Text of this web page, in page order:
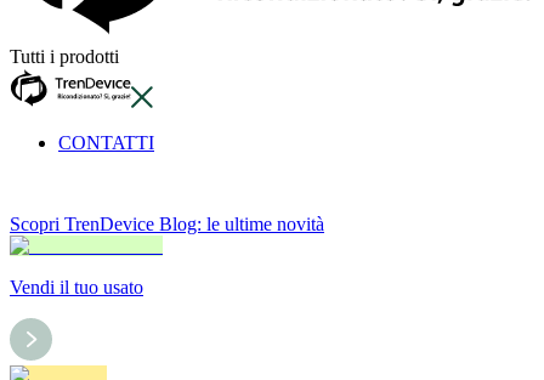
Tutti i prodotti
CONTATTI
Scopri TrenDevice Blog: le ultime novità
Vendi il tuo usato